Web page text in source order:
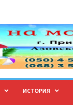
ИСТОРИЯ